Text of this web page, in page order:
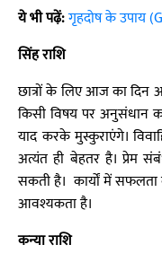
ये भी पढ़ें:गृहदोष के उपाय
सिंह राशि
छात्रों के लिए आज का दिन
किसी विषय पर अनुसंधान
याद करके मुस्कुराएंगे।
अत्यंत ही बेहतर है। प्रेम
सकती है। कार्यों में सफलता
आवश्यकता है।
कन्या राशि